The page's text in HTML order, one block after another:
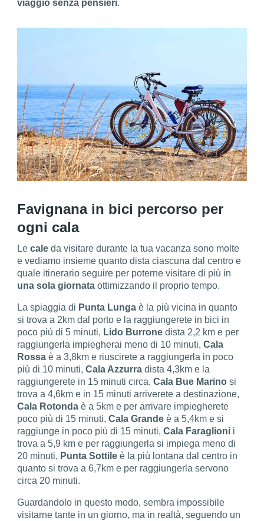
viaggio senza pensieri.
Favignana in bici percorso per
ogni cala
Lecale da visitare durante la tua vacanza sono molte
e vediamo insieme quanto dista ciascuna dal centro e
quale itinerario seguire per poterne visitare di più in
una sola giornata ottimizzando il proprio tempo.
La spiaggia di Punta Lunga è la più vicina in quanto
si trova a 2km dal porto e la raggiungerete in bici in
poco più di 5 minuti, Lido Burrone dista 2,2 km e per
raggiungerla impiegherai meno di 10 minuti,Cala
Rossa è a 3,8km e riuscirete a raggiungerla in poco
più di 10 minuti,Cala Azzurra dista 4,3km e la
raggiungerete in 15 minuti circa,Cala Bue Marino si
trova a 4,6km e in 15 minuti arriverete a destinazione,
Cala Rotonda è a 5km e per arrivare impiegherete
poco più di 15 minuti,Cala Grande è a 5,4km e si
raggiunge in poco più di 15 minuti,Cala Faraglioni i
trova a 5,9 km e per raggiungerla si impiega meno di
20 minuti, Punta Sottile è la più lontana dal centro in
quanto si trova a 6,7km e per raggiungerla servono
circa 20 minuti.
Guardandolo in questo modo, sembra impossibile
visitarne tante in un giorno, ma in realtà, seguendo un